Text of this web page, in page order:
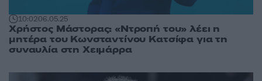
10:0206.05.25
Χρήστος Μάστορας: «Ντροπή του» λέει η
μητέρα του Κωνσταντίνου Κατσίφα για τη
συναυλία στη Χειμάρρα